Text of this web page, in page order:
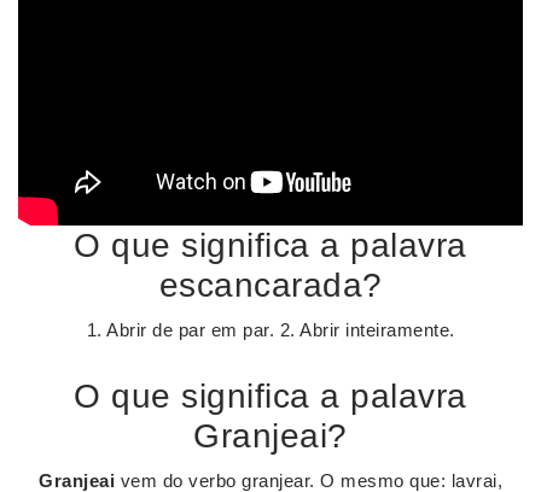
O que significa a palavra
escancarada?
1. Abrir de par em par. 2. Abrir inteiramente.
O que significa a palavra
Granjeai?
Granjeai vem do verbo granjear. O mesmo que: lavrai,